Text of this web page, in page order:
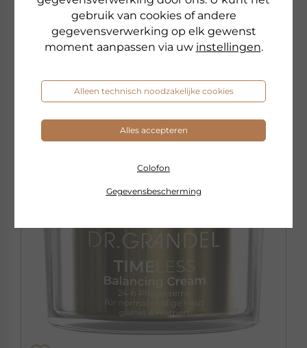
gebruik van cookies of andere
gegevensverwerking op elk gewenst
moment aanpassen via uw instellingen.
Alleen technisch noodzakelijke cookies
Alles accepteren
Colofon
Gegevensbescherming
€ 1.280,00 pro 1 l
Beschikbaar